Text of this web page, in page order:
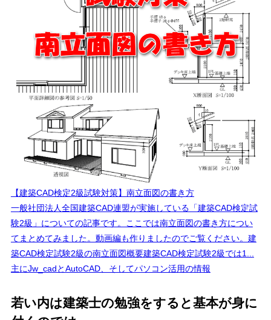
【建築CAD検定2級試験対策】南立面図の書き方
一般社団法人全国建築CAD連盟が実施している「建築CAD検定試
験2級」についての記事です。ここでは南立面図の書き方につい
てまとめてみました。動画編も作りましたのでご覧ください。建
築CAD検定試験2級の南立面図概要建築CAD検定試験2級では1...
主にJw_cadとAutoCAD、そしてパソコン活用の情報
若い内は建築士の勉強をすると基本が身に